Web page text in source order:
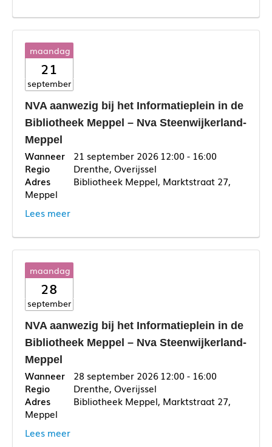
maandag
21
september
NVA aanwezig bij het Informatieplein in de
Bibliotheek Meppel – Nva Steenwijkerland-
Meppel
21 september 2026 12:00 - 16:00
Drenthe, Overijssel
Bibliotheek Meppel, Marktstraat 27,
Meppel
Lees meer
maandag
28
september
NVA aanwezig bij het Informatieplein in de
Bibliotheek Meppel – Nva Steenwijkerland-
Meppel
28 september 2026 12:00 - 16:00
Drenthe, Overijssel
Bibliotheek Meppel, Marktstraat 27,
Meppel
Lees meer